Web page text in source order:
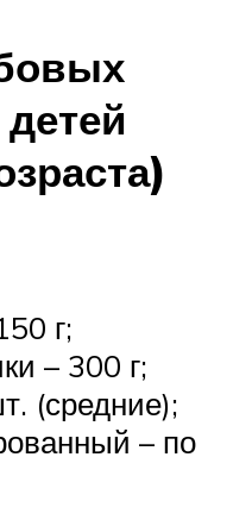
г;
– 300 г;
(средние);
– по